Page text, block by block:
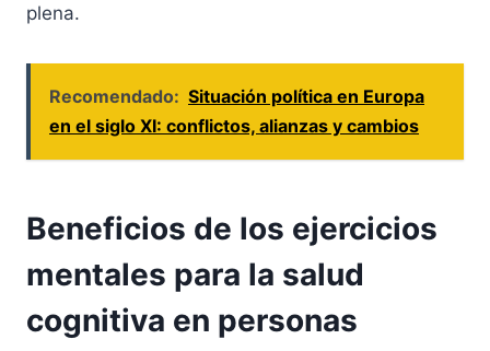
plena.
Recomendado: Situación política en Europa
en el siglo XI: conflictos, alianzas y cambios
Beneficios de los ejercicios
mentales para la salud
cognitiva en personas